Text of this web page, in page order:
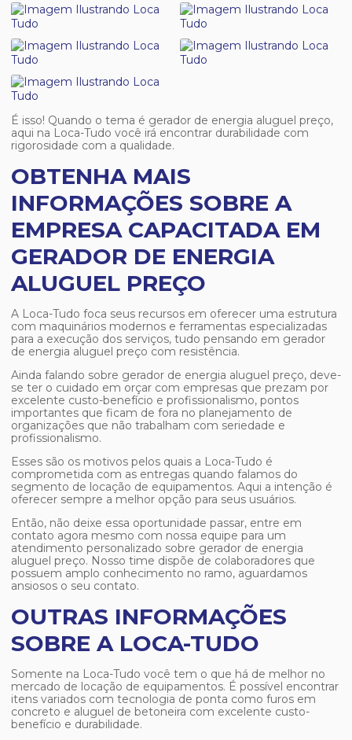
É isso! Quando o tema é gerador de energia aluguel preço,
aqui na Loca-Tudo você irá encontrar durabilidade com
rigorosidade com a qualidade.
OBTENHA MAIS
INFORMAÇÕES SOBRE A
EMPRESA CAPACITADA EM
GERADOR DE ENERGIA
ALUGUEL PREÇO
A Loca-Tudo foca seus recursos em oferecer uma estrutura
com maquinários modernos e ferramentas especializadas
para a execução dos serviços, tudo pensando em gerador
de energia aluguel preço com resistência.
Ainda falando sobre gerador de energia aluguel preço, deve-
se ter o cuidado em orçar com empresas que prezam por
excelente custo-benefício e profissionalismo, pontos
importantes que ficam de fora no planejamento de
organizações que não trabalham com seriedade e
profissionalismo.
Esses são os motivos pelos quais a Loca-Tudo é
comprometida com as entregas quando falamos do
segmento de locação de equipamentos. Aqui a intenção é
oferecer sempre a melhor opção para seus usuários.
Então, não deixe essa oportunidade passar, entre em
contato agora mesmo com nossa equipe para um
atendimento personalizado sobre gerador de energia
aluguel preço. Nosso time dispõe de colaboradores que
possuem amplo conhecimento no ramo, aguardamos
ansiosos o seu contato.
OUTRAS INFORMAÇÕES
SOBRE A LOCA-TUDO
Somente na Loca-Tudo você tem o que há de melhor no
mercado de locação de equipamentos. É possível encontrar
itens variados com tecnologia de ponta como furos em
concreto e aluguel de betoneira com excelente custo-
benefício e durabilidade.